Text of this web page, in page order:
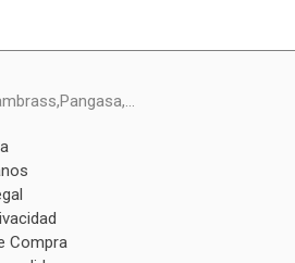
Compra